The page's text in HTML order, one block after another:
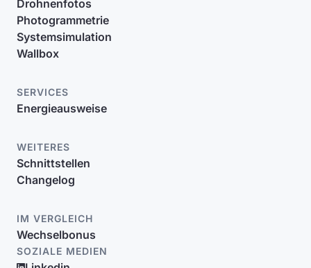
Drohnenfotos
Photogrammetrie
Systemsimulation
Wallbox
SERVICES
Energieausweise
WEITERES
Schnittstellen
Changelog
IM VERGLEICH
Wechselbonus
SOZIALE MEDIEN